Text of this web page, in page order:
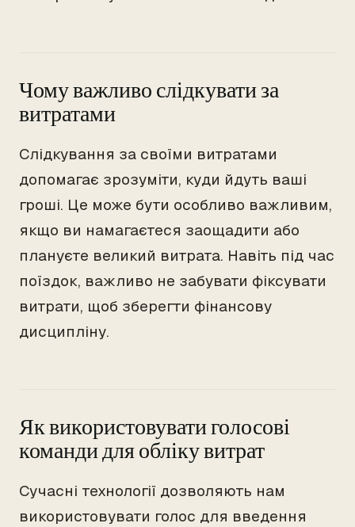
Чому важливо слідкувати за
витратами
Слідкування за своїми витратами
допомагає зрозуміти, куди йдуть ваші
гроші. Це може бути особливо важливим,
якщо ви намагаєтеся заощадити або
плануєте великий витрата. Навіть під час
поїздок, важливо не забувати фіксувати
витрати, щоб зберегти фінансову
дисципліну.
Як використовувати голосові
команди для обліку витрат
Сучасні технології дозволяють нам
використовувати голос для введення